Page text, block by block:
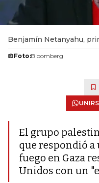
Benjamín Netanyahu,
Foto:Bloomberg
El grupo
que respondió a
fuego en Gaza
Unidos con un